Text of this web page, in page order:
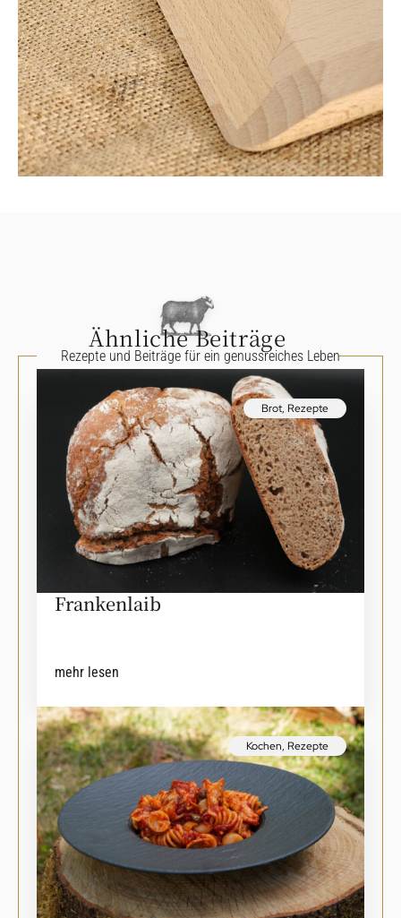
Ähnliche Beiträge
Rezepte und Beiträge für ein genussreiches Leben
Brot, Rezepte
Frankenlaib
mehr lesen
Kochen, Rezepte